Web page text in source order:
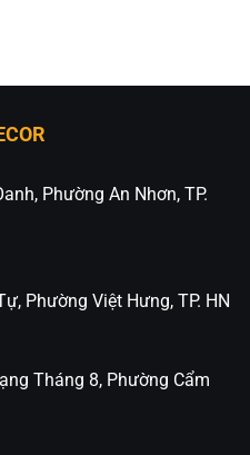
Phường An Nhơn, TP.
Phường Việt Hưng, TP. HN
Tháng 8, Phường Cẩm